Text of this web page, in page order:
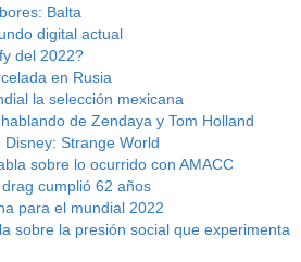
Balta
digital actual
del 2022?
en Rusia
la selección mexicana
de Zendaya y Tom Holland
Strange World
sobre lo ocurrido con AMACC
cumplió 62 años
para el mundial 2022
sobre la presión social que experimenta